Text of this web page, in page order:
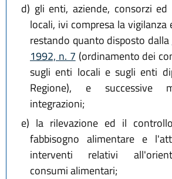
d) gli enti, aziende, consorzi ed
locali, ivi compresa la
restando quanto disposto dalla
1992, n. 7 (ordinamento dei
sugli enti locali e sugli enti
Regione), e successive
integrazioni;
e) la rilevazione ed il
fabbisogno alimentare e
interventi relativi
consumi alimentari;